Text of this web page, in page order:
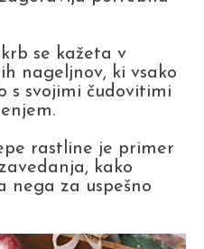
se kažeta v
nageljnov, ki vsako
s svojimi čudovitimi
rastline je primer
kako
nega za uspešno